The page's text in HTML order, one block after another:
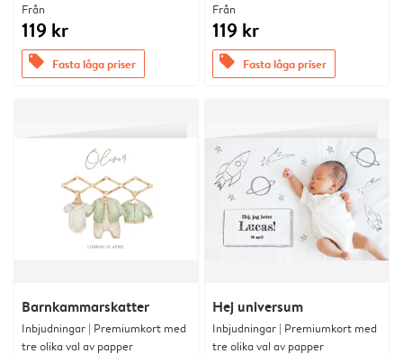
Från
119 kr
offers Fasta låga priser
Från
119 kr
offers Fasta låga priser
Barnkammarskatter
Inbjudningar | Premiumkort med
tre olika val av papper
Hej universum
Inbjudningar | Premiumkort med
tre olika val av papper